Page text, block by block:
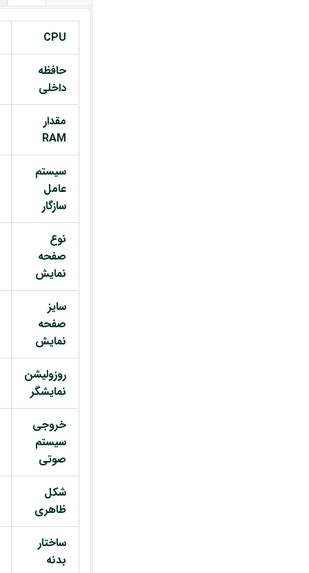
CPU
حافظه
داخلی
مقدار
RAM
سیستم
عامل
سازگار
نوع
صفحه
نمایش
سایز
صفحه
نمایش
روزولیشن
نمایشگر
خروجی
سیستم
صوتی
شکل
ظاهری
ساختار
بدنه